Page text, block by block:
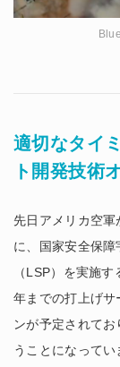
適切なタイ
ト開発技術
先日アメリカ空軍
に、国家安全保
（LSP）を実施
年までの打上げサ
ンが予定されて
うことになって